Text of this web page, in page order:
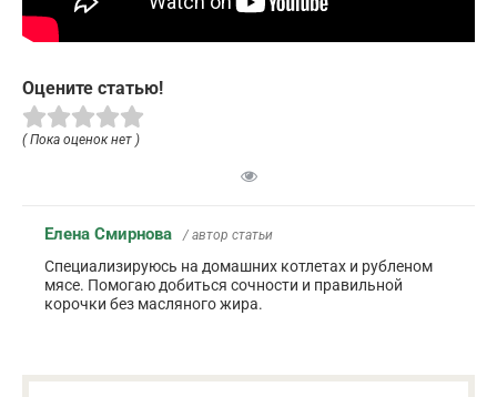
Оцените статью!
( Пока оценок нет )
Елена Смирнова / автор статьи
Специализируюсь на домашних котлетах и рубленом
мясе. Помогаю добиться сочности и правильной
корочки без масляного жира.